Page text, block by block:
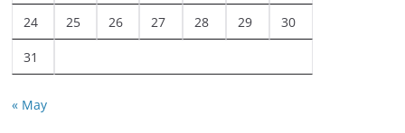
24 25 26 27 28 29 30
31
« May